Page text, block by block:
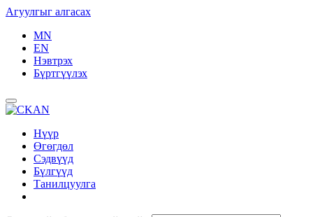
Агуулгыг алгасах
MN
EN
Нэвтрэх
Бүртгүүлэх
Нүүр
Өгөгдөл
Сэдвүүд
Бүлгүүд
Танилцуулга